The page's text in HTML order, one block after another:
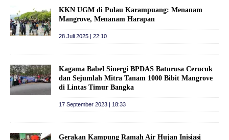
KKN UGM di Pulau Karampuang: Menanam
Mangrove, Menanam Harapan
28 Juli 2025 | 22:10
Kagama Babel Sinergi BPDAS Baturusa Cerucuk
dan Sejumlah Mitra Tanam 1000 Bibit Mangrove
di Lintas Timur Bangka
17 September 2023 | 18:33
Gerakan Kampung Ramah Air Hujan Inisiasi